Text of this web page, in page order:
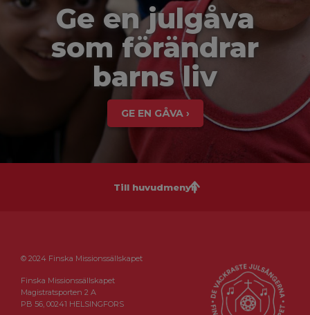
Ge en julgåva
som förändrar
barns liv
GE EN GÅVA ›
Till huvudmenyn
© 2024 Finska Missionssällskapet
Finska Missionssällskapet
Magistratsporten 2 A
PB 56, 00241 HELSINGFORS